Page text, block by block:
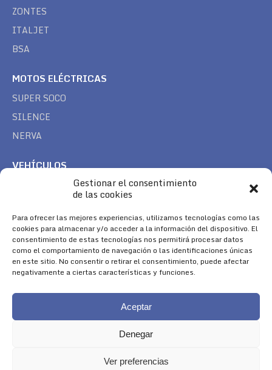
Gestionar el consentimiento
de las cookies
Para ofrecer las mejores experiencias, utilizamos tecnologías como las
cookies para almacenar y/o acceder a la información del dispositivo. El
consentimiento de estas tecnologías nos permitirá procesar datos
como el comportamiento de navegación o las identificaciones únicas
en este sitio. No consentir o retirar el consentimiento, puede afectar
negativamente a ciertas características y funciones.
Aceptar
Denegar
Ver preferencias
ZONTES
ITALJET
BSA
MOTOS ELÉCTRICAS
SUPER SOCO
SILENCE
NERVA
VEHÍCULOS
TREK
SÍGUENOS
Encuéntranos en:
Facebook
page
YouTube
page
Instagram
page